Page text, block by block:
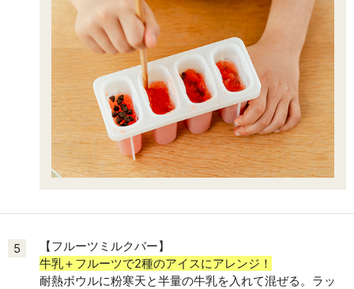
5
【フルーツミルクバー】
牛乳＋フルーツで2種のアイスにアレンジ！
耐熱ボウルに粉寒天と半量の牛乳を入れて混ぜる。ラッ